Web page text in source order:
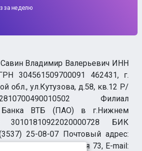
за неделю
Владимир Валерьевич ИНН
304561509700091 462431, г.
обл., ул.Кутузова, д.58, кв.12 Р/
Филиал
Банка ВТБ (ПАО) в г.Нижнем
БИК
25-08-07 Почтовый адрес:
обл., г. Орск-19 а/я 73, E-mail: